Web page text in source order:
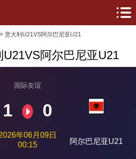
意大利U21VS阿尔巴尼亚U21
阿尔巴尼亚U21
国际友谊
1 0
年06月09日
00:15
阿尔巴尼亚U21